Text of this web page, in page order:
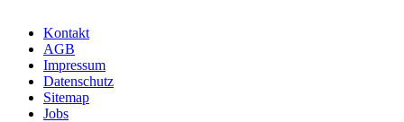
Kontakt
AGB
Impressum
Datenschutz
Sitemap
Jobs